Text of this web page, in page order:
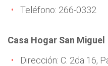
Teléfono: 266-0332
Casa Hogar San Miguel
Dirección: C. 2da 16,